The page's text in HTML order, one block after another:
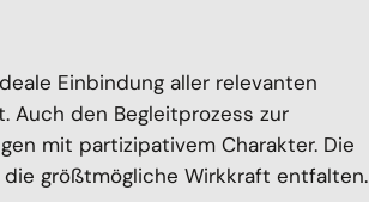
Einbindung aller relevanten
Auch den Begleitprozess zur
mit partizipativem Charakter. Die
größtmögliche Wirkkraft entfalten.